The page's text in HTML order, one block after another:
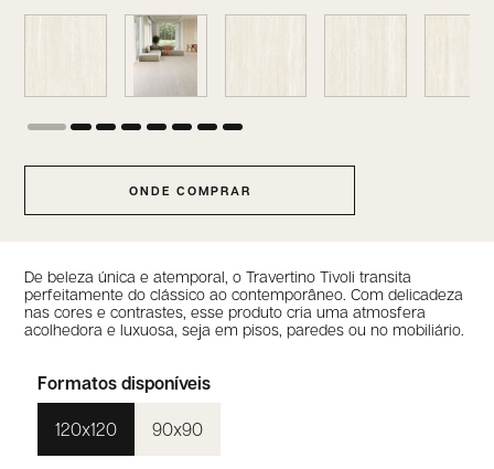
ONDE COMPRAR
De beleza única e atemporal, o Travertino Tivoli transita
perfeitamente do clássico ao contemporâneo. Com delicadeza
nas cores e contrastes, esse produto cria uma atmosfera
acolhedora e luxuosa, seja em pisos, paredes ou no mobiliário.
Formatos disponíveis
120x120 90x90